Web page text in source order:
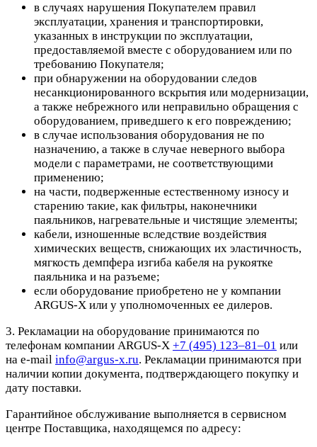
в случаях нарушения Покупателем правил
эксплуатации, хранения и транспортировки,
указанных в инструкции по эксплуатации,
предоставляемой вместе с оборудованием или по
требованию Покупателя;
при обнаружении на оборудовании следов
несанкционированного вскрытия или модернизации,
а также небрежного или неправильно обращения с
оборудованием, приведшего к его повреждению;
в случае использования оборудования не по
назначению, а также в случае неверного выбора
модели с параметрами, не соответствующими
применению;
на части, подверженные естественному износу и
старению такие, как фильтры, наконечники
паяльников, нагревательные и чистящие элементы;
кабели, изношенные вследствие воздействия
химических веществ, снижающих их эластичность,
мягкость демпфера изгиба кабеля на рукоятке
паяльника и на разъеме;
если оборудование приобретено не у компании
ARGUS-X или у уполномоченных ее дилеров.
3. Рекламации на оборудование принимаются по
телефонам компании ARGUS-X +7 (495) 123–81–01 или
на e-mail info@argus-x.ru. Рекламации принимаются при
наличии копии документа, подтверждающего покупку и
дату поставки.
Гарантийное обслуживание выполняется в сервисном
центре Поставщика, находящемся по адресу: